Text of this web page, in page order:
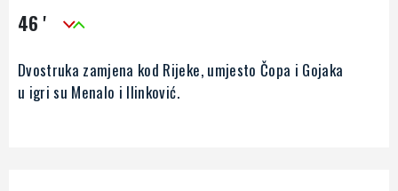
46 '
Dvostruka zamjena kod Rijeke, umjesto Čopa i Gojaka
u igri su Menalo i Ilinković.